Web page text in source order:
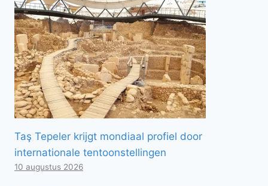
Taş Tepeler krijgt mondiaal profiel door
internationale tentoonstellingen
10 augustus 2026